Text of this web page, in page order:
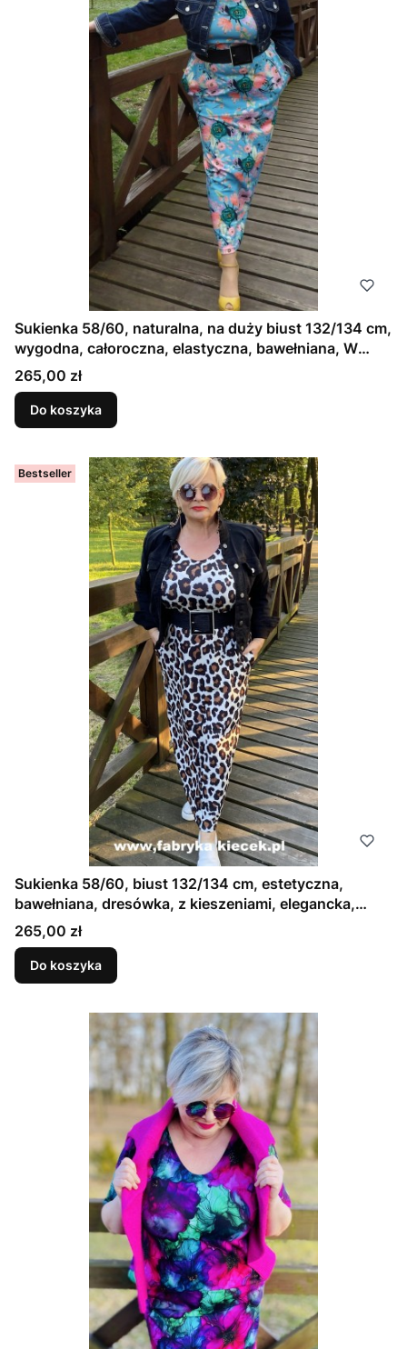
Sukienka 58/60, naturalna, na duży biust 132/134 cm,
wygodna, całoroczna, elastyczna, bawełniana, W
KWIATY, NIEBIESKA, BŁĘKITNA, VINTAGE, RETRO
Cena
265,00 zł
Do koszyka
Bestseller
Sukienka 58/60, biust 132/134 cm, estetyczna,
bawełniana, dresówka, z kieszeniami, elegancka,
Cena
265,00 zł
Do koszyka